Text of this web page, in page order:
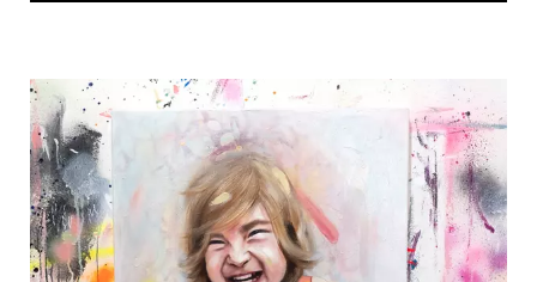
ZIP*
City*
I accept theprivacy policy